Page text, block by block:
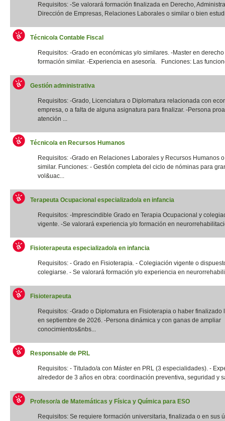
Requisitos: -Se valorará formación finalizada en Derecho,
Dirección de Empresas, Relaciones Laborales o similar o bien
Técnico/a Contable Fiscal
Requisitos: -Grado en económicas y/o similares. -Master en
formación similar. -Experiencia en asesoría. Funciones: Las
Gestión administrativa
Requisitos: -Grado, Licenciatura o Diplomatura relacionada con
empresa, o a falta de alguna asignatura para finalizar. -Persona
atención ...
Técnico/a en Recursos Humanos
Requisitos: -Grado en Relaciones Laborales y Recursos Humanos
similar. Funciones: - Gestión completa del ciclo de nóminas para
vol&uac...
Terapeuta Ocupacional especializado/a en infancia
Requisitos: -Imprescindible Grado en Terapia Ocupacional y
vigente. -Se valorará experiencia y/o formación en
Fisioterapeuta especializado/a en infancia
Requisitos: - Grado en Fisioterapia. - Colegiación vigente o
colegiarse. - Se valorará formación y/o experiencia en
Fisioterapeuta
Requisitos: -Grado o Diplomatura en Fisioterapia o haber finalizado
en septiembre de 2026. -Persona dinámica y con ganas de ampliar
conocimientos&nbs...
Responsable de PRL
Requisitos: - Titulado/a con Máster en PRL (3 especialidades). -
alrededor de 3 años en obra: coordinación preventiva, seguridad y
Profesor/a de Matemáticas y Física y Química para ESO
Requisitos: Se requiere formación universitaria, finalizada o en sus